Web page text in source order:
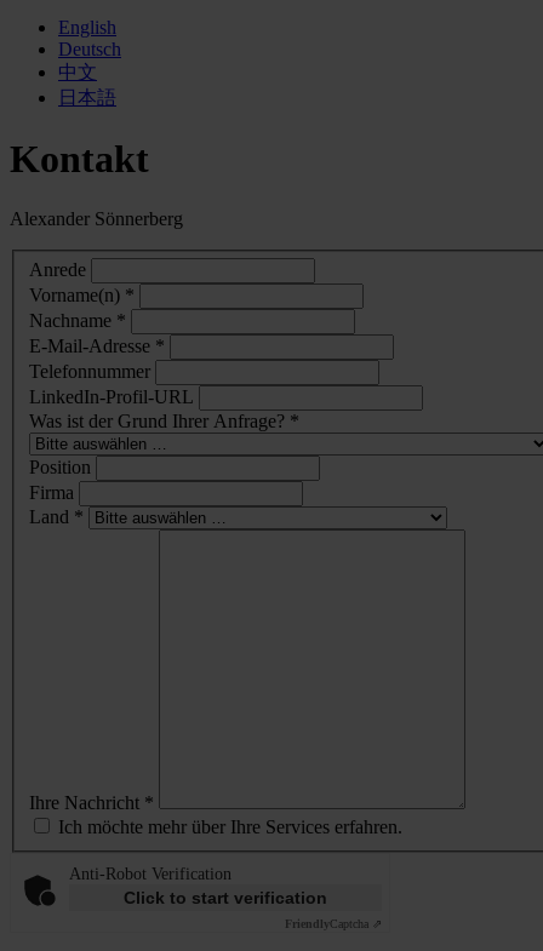
English
Deutsch
中文
日本語
Kontakt
Alexander Sönnerberg
Anrede
Vorname(n) *
Nachname *
E-Mail-Adresse *
Telefonnummer
LinkedIn-Profil-URL
Was ist der Grund Ihrer Anfrage? *
Position
Firma
Land *
Ihre Nachricht *
Ich möchte mehr über Ihre Services erfahren.
Anti-Robot Verification
Click to start verification
FriendlyCaptcha ⇗